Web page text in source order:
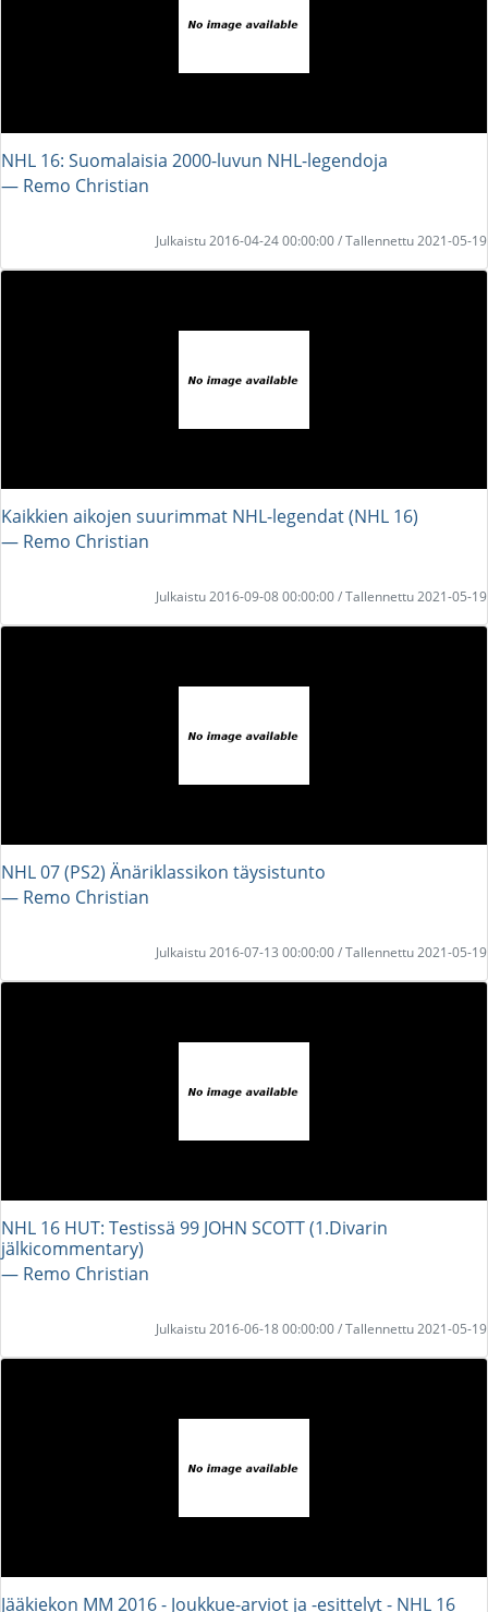
NHL 16: Suomalaisia 2000-luvun NHL-legendoja
― Remo Christian
Julkaistu 2016-04-24 00:00:00 / Tallennettu 2021-05-19
Kaikkien aikojen suurimmat NHL-legendat (NHL 16)
― Remo Christian
Julkaistu 2016-09-08 00:00:00 / Tallennettu 2021-05-19
NHL 07 (PS2) Änäriklassikon täysistunto
― Remo Christian
Julkaistu 2016-07-13 00:00:00 / Tallennettu 2021-05-19
NHL 16 HUT: Testissä 99 JOHN SCOTT (1.Divarin
jälkicommentary)
― Remo Christian
Julkaistu 2016-06-18 00:00:00 / Tallennettu 2021-05-19
Jääkiekon MM 2016 - Joukkue-arviot ja -esittelyt - NHL 16